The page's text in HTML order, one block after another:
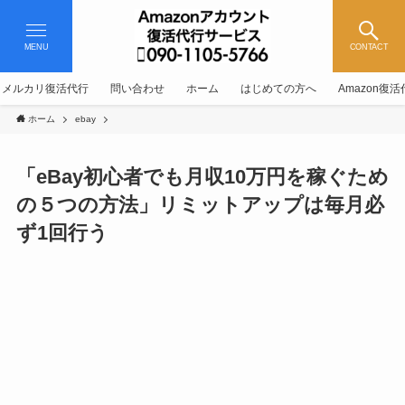
CONTACT
MENU
メルカリ復活代行 問い合わせ ホーム はじめての方へ Amazon復活
ホーム ebay
「eBay初心者でも月収10万円を稼ぐため
の５つの方法」リミットアップは毎月必
ず1回行う